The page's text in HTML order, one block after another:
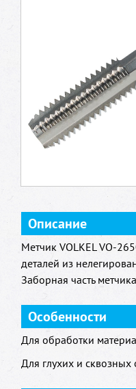
Описание
Метчик VOLKEL VO-
деталей из
Заборная часть
Особенности
Для обработки
Для глухих и сквозных